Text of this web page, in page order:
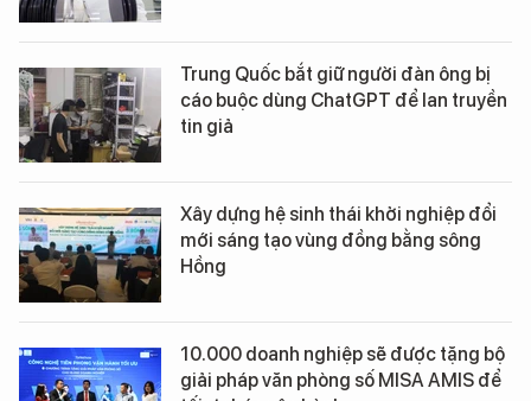
Trung Quốc bắt giữ người đàn ông bị
cáo buộc dùng ChatGPT để lan truyền
tin giả
Xây dựng hệ sinh thái khởi nghiệp đổi
mới sáng tạo vùng đồng bằng sông
Hồng
10.000 doanh nghiệp sẽ được tặng bộ
giải pháp văn phòng số MISA AMIS để